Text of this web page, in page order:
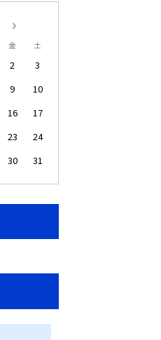
金 土
2
3
9
10
16
17
23
24
30 31